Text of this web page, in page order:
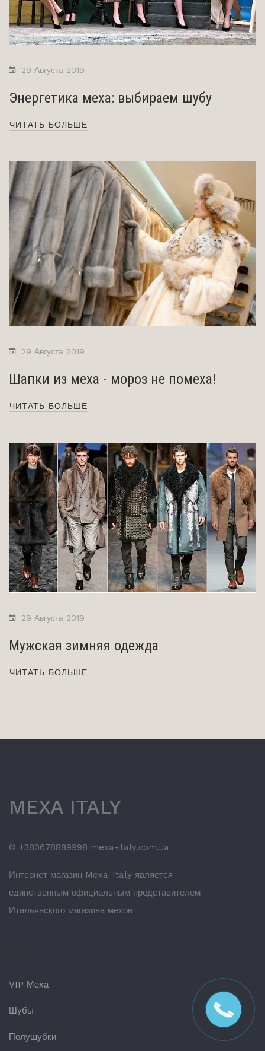
29 Августа 2019
Энергетика меха: выбираем шубу
ЧИТАТЬ БОЛЬШЕ
29 Августа 2019
Шапки из меха - мороз не помеха!
ЧИТАТЬ БОЛЬШЕ
29 Августа 2019
Мужская зимняя одежда
ЧИТАТЬ БОЛЬШЕ
MEXA ITALY
© +380678889998 mexa-italy.com.ua
Интернет магазин Mexa-Italy является
единственным официальным представителем
Итальянского магазина мехов
VIP Меха
Шубы
Полушубки